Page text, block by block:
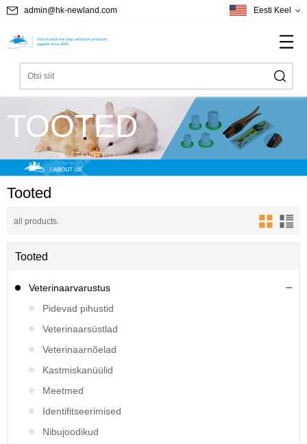
admin@hk-newland.com Eesti Keel
TOOTED
Home TOOTED
Tooted
all products.
Tooted
Veterinaarvarustus
Pidevad pihustid
Veterinaarsüstlad
Veterinaarnõelad
Kastmiskanüülid
Meetmed
Identifitseerimised
Nibujoodikud